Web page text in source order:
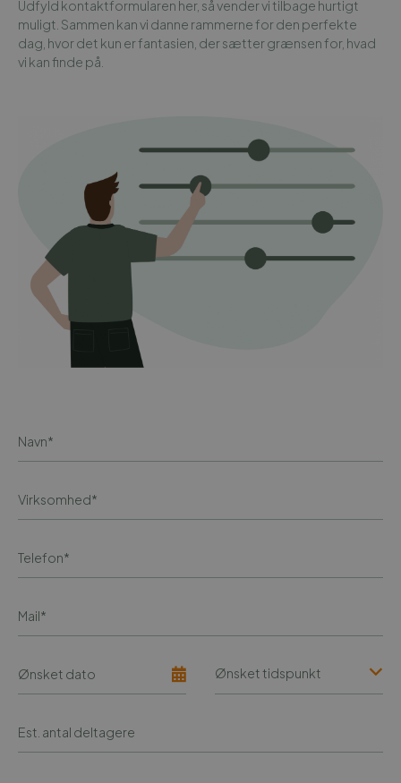
Udfyld kontaktformularen her, så vender vi tilbage hurtigt
muligt. Sammen kan vi danne rammerne for den perfekte
dag, hvor det kun er fantasien, der sætter grænsen for, hvad
vi kan finde på.